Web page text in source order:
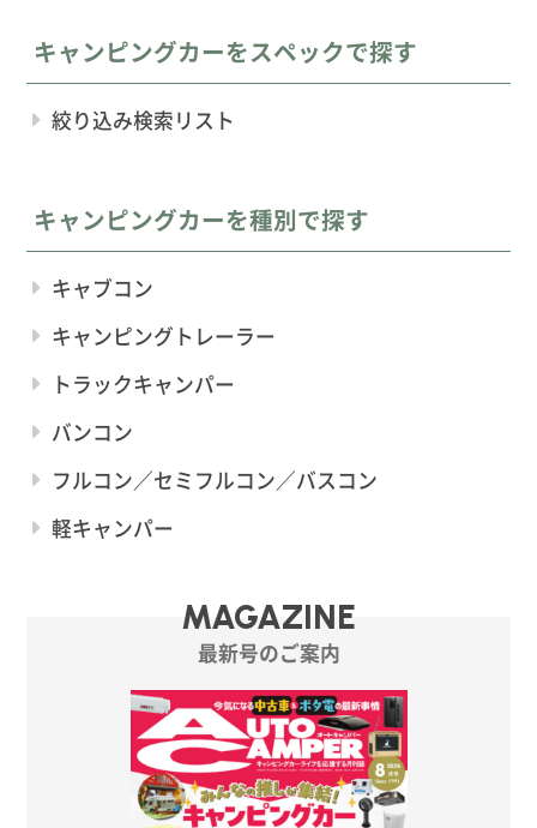
キャンピングカーをスペックで探す
絞り込み検索リスト
キャンピングカーを種別で探す
キャブコン
キャンピングトレーラー
トラックキャンパー
バンコン
フルコン／セミフルコン／バスコン
軽キャンパー
MAGAZINE
最新号のご案内